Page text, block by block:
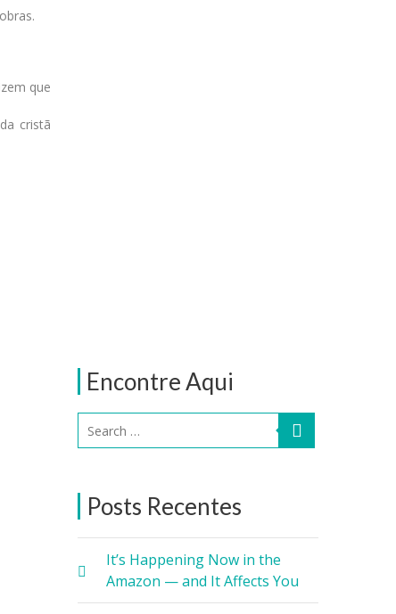
Encontre Aqui
Posts Recentes
It’s Happening Now in the
Amazon — and It Affects You
que
cristã